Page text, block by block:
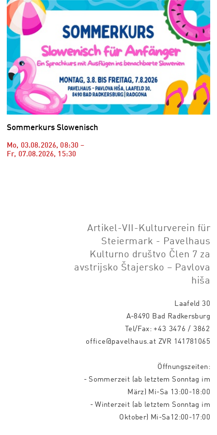
Sommerkurs Slowenisch
Mo, 03.08.2026, 08:30 –
Fr, 07.08.2026, 15:30
Artikel-VII-Kulturverein für
Steiermark - Pavelhaus
Kulturno društvo Člen 7 za
avstrijsko Štajersko – Pavlova
hiša
Laafeld 30
A-8490 Bad Radkersburg
Tel/Fax:+43 3476 / 3862
office@pavelhaus.at ZVR 141781065
Öffnungszeiten:
- Sommerzeit (ab letztem Sonntag im
März) Mi-Sa 13:00-18:00
- Winterzeit (ab letztem Sonntag im
Oktober) Mi-Sa12:00-17:00